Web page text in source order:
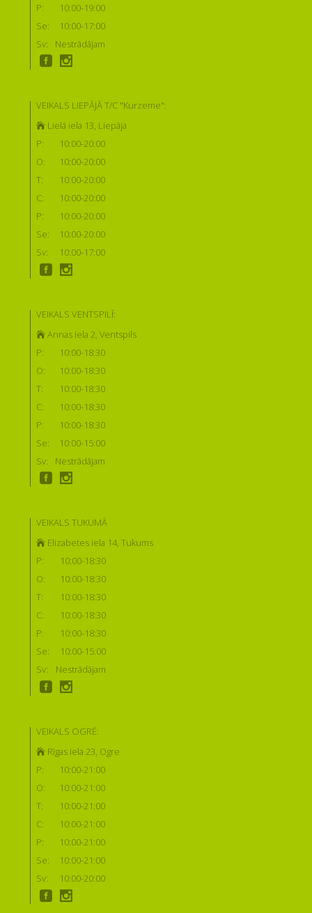
P:
10:00-19:00
Se:
10:00-17:00
Sv:
Nestrādājam
VEIKALS LIEPĀJĀ T/C "Kurzeme":
Lielā iela 13, Liepāja
P:
10:00-20:00
O:
10:00-20:00
T:
10:00-20:00
C:
10:00-20:00
P:
10:00-20:00
Se:
10:00-20:00
Sv:
10:00-17:00
VEIKALS VENTSPILĪ:
Annas iela 2, Ventspils
P:
10:00-18:30
O:
10:00-18:30
T:
10:00-18:30
C:
10:00-18:30
P:
10:00-18:30
Se:
10:00-15:00
Sv:
Nestrādājam
VEIKALS TUKUMĀ
Elizabetes iela 14, Tukums
P:
10:00-18:30
O:
10:00-18:30
T:
10:00-18:30
C:
10:00-18:30
P:
10:00-18:30
Se:
10:00-15:00
Sv:
Nestrādājam
VEIKALS OGRĒ:
Rīgas iela 23, Ogre
P:
10:00-21:00
O:
10:00-21:00
T:
10:00-21:00
C:
10:00-21:00
P:
10:00-21:00
Se:
10:00-21:00
Sv:
10:00-20:00